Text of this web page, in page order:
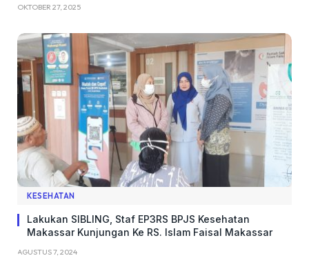
OKTOBER 27, 2025
KESEHATAN
Lakukan SIBLING, Staf EP3RS BPJS Kesehatan
Makassar Kunjungan Ke RS. Islam Faisal Makassar
AGUSTUS 7, 2024